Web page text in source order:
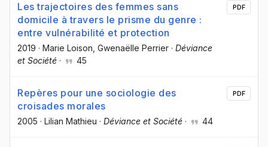
Les trajectoires des femmes sans
domicile à travers le prisme du genre :
entre vulnérabilité et protection
2019 · Marie Loison , Gwenaëlle Perrier · Déviance
et Société · 45
PDF
Repères pour une sociologie des
croisades morales
2005 · Lilian Mathieu · Déviance et Société · 44
PDF